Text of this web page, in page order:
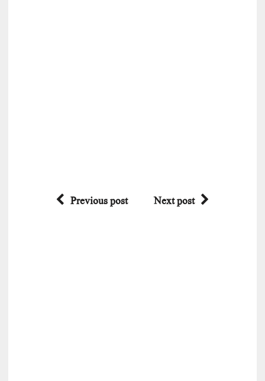
Previous post Next post